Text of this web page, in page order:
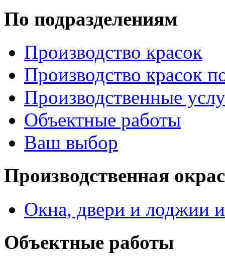
По подразделениям
Производство красок
Производство красок
Производственные
Объектные работы
Ваш выбор
Производственная
Окна, двери и лоджии
Объектные работы